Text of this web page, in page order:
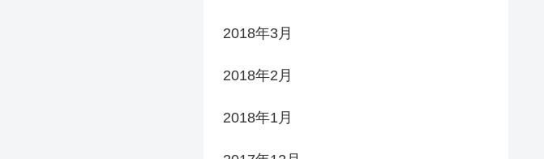
2018年3月
2018年2月
2018年1月